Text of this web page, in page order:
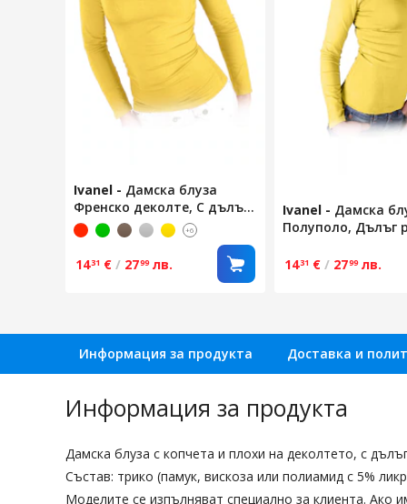
Ivanel - Дамска блуза
Френско деколте, С дълъг
ръкав, Жълт, Размер XXL
+6
1431 € / 2799 лв.
Ivanel - Дамска
Полуполо, Дълъг
1431 € / 2799 лв.
Информация за продукта Доставка и
Информация за продукта
Дамска блуза с копчета и плохи на деколтето, с
Състав: трико (памук, вискоза или полиамид с 5%
Моделите се изпълняват специално за клиента. Ако